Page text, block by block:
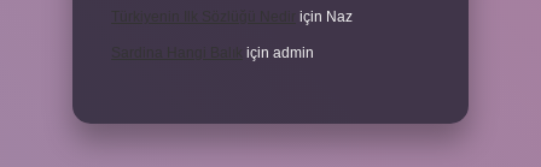
için Naz
için admin